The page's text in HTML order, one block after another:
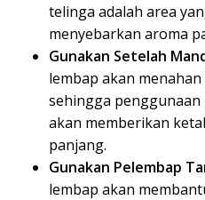
telinga adalah area
menyebarkan aroma
Gunakan Setelah
lembap akan
sehingga
akan memberikan
panjang.
Gunakan Pelembap
lembap akan